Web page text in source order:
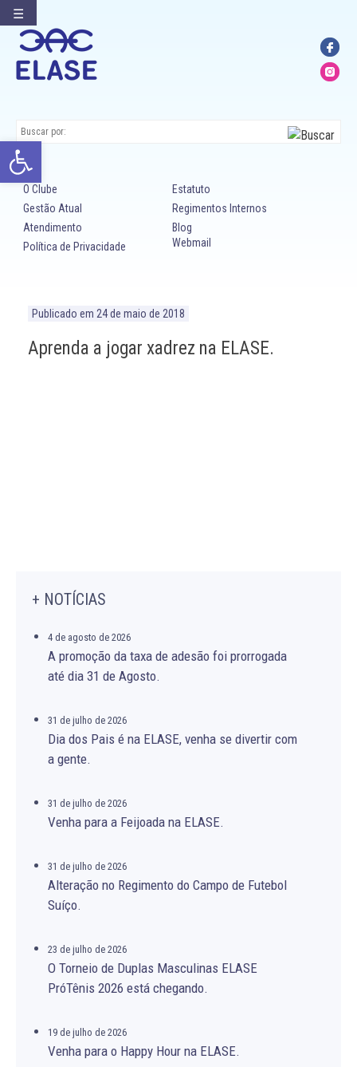
Abrir a barra de ferramentas
Ir
para
conteúdo
O Clube
Estatuto
Gestão Atual
Regimentos Internos
Atendimento
Blog
Política de Privacidade
Webmail
Publicado em 24 de maio de 2018
Aprenda a jogar xadrez na ELASE.
+ NOTÍCIAS
4 de agosto de 2026
A promoção da taxa de adesão foi prorrogada
até dia 31 de Agosto.
31 de julho de 2026
Dia dos Pais é na ELASE, venha se divertir com
a gente.
31 de julho de 2026
Venha para a Feijoada na ELASE.
31 de julho de 2026
Alteração no Regimento do Campo de Futebol
Suíço.
23 de julho de 2026
O Torneio de Duplas Masculinas ELASE
PróTênis 2026 está chegando.
19 de julho de 2026
Venha para o Happy Hour na ELASE.
☰